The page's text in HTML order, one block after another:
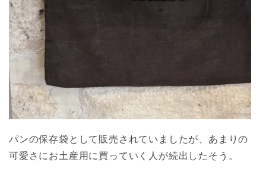
パンの保存袋として販売されていましたが、あまりの
可愛さにお土産用に買っていく人が続出したそう。